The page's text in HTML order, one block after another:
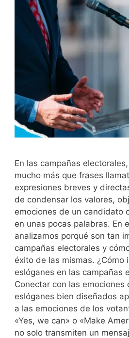
En las campañas
mucho más que frases
expresiones breves y
de condensar los valores,
emociones de un candidato
en unas pocas palabras. En
analizamos porqué son tan
campañas electorales y
éxito de las mismas. ¿Cómo
eslóganes en las campañas
Conectar con las emociones
eslóganes bien diseñados
a las emociones de los
«Yes, we can» o «Make
no solo transmiten un